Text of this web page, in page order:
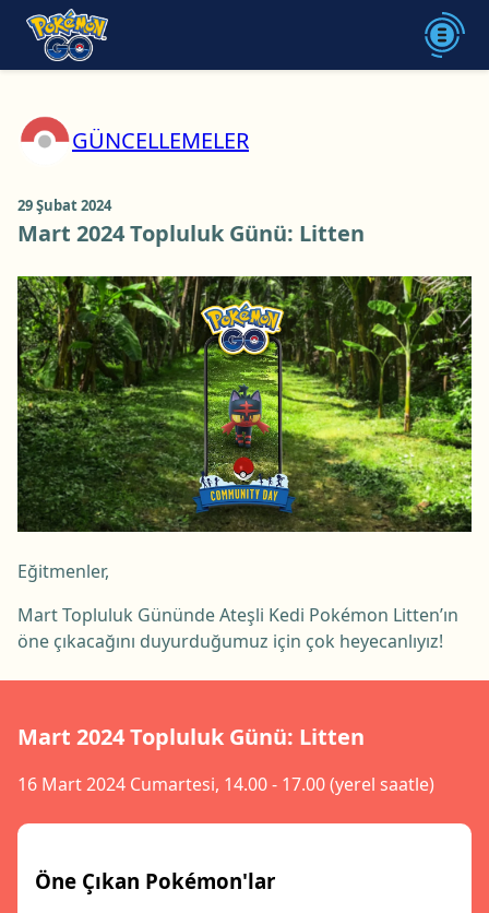
GÜNCELLEMELER
29 Şubat 2024
Mart 2024 Topluluk Günü: Litten
Eğitmenler,
Mart Topluluk Gününde Ateşli Kedi Pokémon Litten’ın
öne çıkacağını duyurduğumuz için çok heyecanlıyız!
Mart 2024 Topluluk Günü: Litten
16 Mart 2024 Cumartesi, 14.00 - 17.00 (yerel saatle)
Öne Çıkan Pokémon'lar